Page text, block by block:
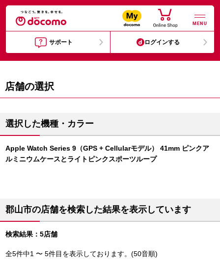
MENU
サポート ログインする
店舗の選択
選択した機種・カラー
Apple Watch Series 9（GPS + Cellularモデル） 41mm ピンクア
ルミニウムケースとライトピンクスポーツループ
郡山市の店舗を検索した結果を表示しています
検索結果：5店舗
全5件中1 〜 5件目を表示しております。(50音順)